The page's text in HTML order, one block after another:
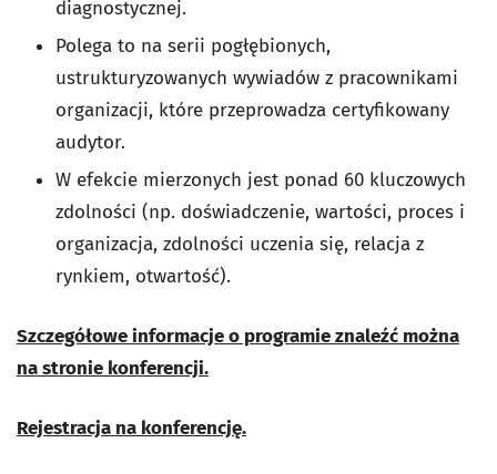
diagnostycznej.
Polega to na serii pogłębionych,
ustrukturyzowanych wywiadów z pracownikami
organizacji, które przeprowadza certyfikowany
audytor.
W efekcie mierzonych jest ponad 60 kluczowych
zdolności (np. doświadczenie, wartości, proces i
organizacja, zdolności uczenia się, relacja z
rynkiem, otwartość).
Szczegółowe informacje o programie znaleźć można
na stronie konferencji.
Rejestracja na konferencję.